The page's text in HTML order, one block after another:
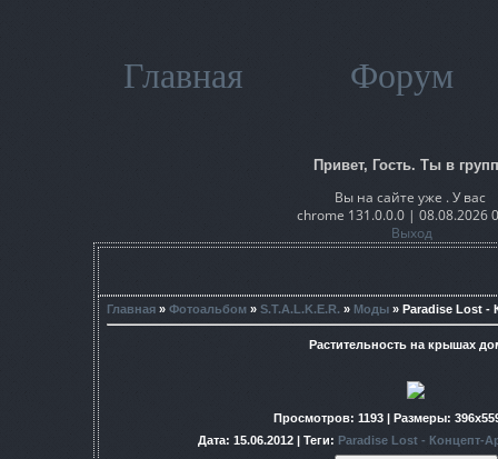
Главная Форум
Привет, Гость. Ты в
Вы на сайте уже . У вас
chrome 131.0.0.0 | 08.08.2026
Выход
Главная » Фотоальбом » S.T.A.L.K.E.R. » Моды » Paradise Lost -
Растительность на крышах
Просмотров: 1193 | Размеры:
Дата: 15.06.2012 | Теги: Paradise Lost - Концепт-